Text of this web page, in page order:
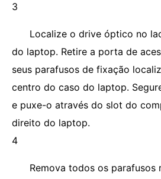
3
Localize o drive óptico no
do laptop. Retire a porta de
seus parafusos de fixação
centro do caso do laptop.
e puxe-o através do slot do
direito do laptop.
4
Remova todos os parafusos